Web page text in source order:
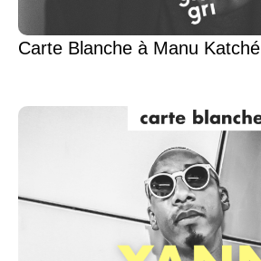
Carte Blanche à Manu Katché